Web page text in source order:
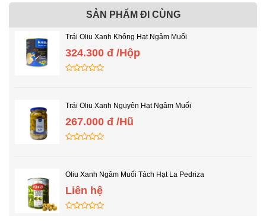
SẢN PHẨM ĐI CÙNG
Trái Oliu Xanh Không Hạt Ngâm Muối
324.300 đ /Hộp
Trái Oliu Xanh Nguyên Hạt Ngâm Muối
267.000 đ /Hũ
Oliu Xanh Ngâm Muối Tách Hạt La Pedriza
Liên hệ